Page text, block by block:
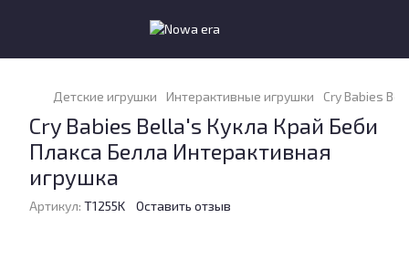
Детские игрушки Интерактивные игрушки Cry Babies
Cry Babies Bella's Кукла Край Беби
Плакса Белла Интерактивная
игрушка
Артикул: T1255K Оставить отзыв